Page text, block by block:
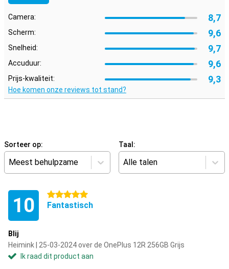
Camera: 8,7
Scherm: 9,6
Snelheid: 9,7
Accuduur: 9,6
Prijs-kwaliteit: 9,3
Hoe komen onze reviews tot stand?
Sorteer op:
Meest behulpzame
Taal:
Alle talen
10 5 sterren
Fantastisch
Blij
Heimink | 25-03-2024 over de OnePlus 12R 256GB Grijs
Ik raad dit product aan